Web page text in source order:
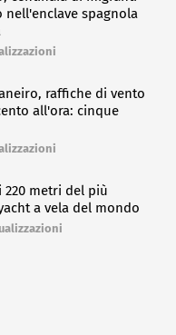
nell'enclave spagnola
raffiche di vento
all'ora: cinque
220 metri del più
a vela del mondo